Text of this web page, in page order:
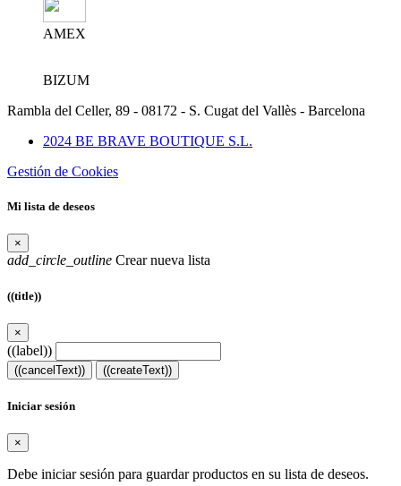
AMEX
BIZUM
Rambla del Celler, 89 - 08172 - S. Cugat del Vallès - Barcelona
2024 BE BRAVE BOUTIQUE S.L.
Gestión de Cookies
Mi lista de deseos
×
add_circle_outline Crear nueva lista
((title))
×
((label))
((cancelText)) ((createText))
Iniciar sesión
×
Debe iniciar sesión para guardar productos en su lista de deseos.